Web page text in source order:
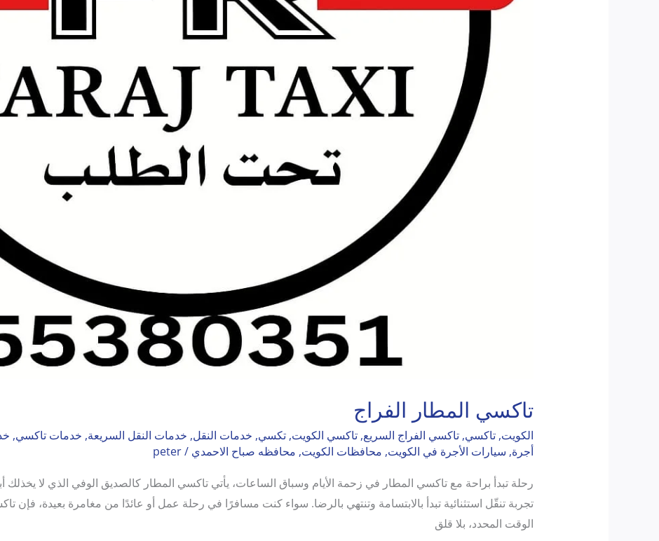
تاكسي المطار الفراج
الكويت, تاكسي, تاكسي الفراج السريع, تاكسي الكويت, تكسي, خدمات النقل, خدمات النقل السريعة, خدمات تاكسي,
أجرة, سيارات الأجرة في الكويت, محافظات الكويت, محافظه صباح الاحمدي /
peter
رحلة تبدأ براحة مع تاكسي المطار في زحمة الأيام وسباق الساعات، يأتي تاكسي المطار كالصديق الوفي الذي لا يخذلك
تجربة تنقّل استثنائية تبدأ بالابتسامة وتنتهي بالرضا. سواء كنت مسافرًا في رحلة عمل أو عائدًا من مغامرة بعيدة،
الوقت المحدد، بلا قلق